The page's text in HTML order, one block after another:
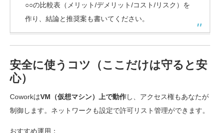
○○の比較表（メリット/デメリット/コスト/リスク）を
作り、結論と推奨案も書いてください。
安全に使うコツ（ここだけは守ると安
心）
CoworkはVM（仮想マシン）上で動作し、アクセス権もあなたが
制御します。ネットワークも設定で許可リスト管理ができます。
おすすめ運用：